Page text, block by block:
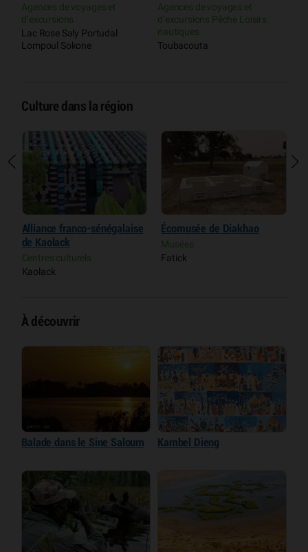
Agences de voyages et
d’excursions
Lac Rose Saly Portudal
Lompoul Sokone
Agences de voyages et
d’excursions Pêche Loisirs
nautiques
Toubacouta
Culture dans la région
Alliance franco-sénégalaise
de Kaolack
Centres culturels
Kaolack
Écomusée de Diakhao
Musées
Fatick
À découvrir
Balade dans le Sine Saloum Kambel Dieng